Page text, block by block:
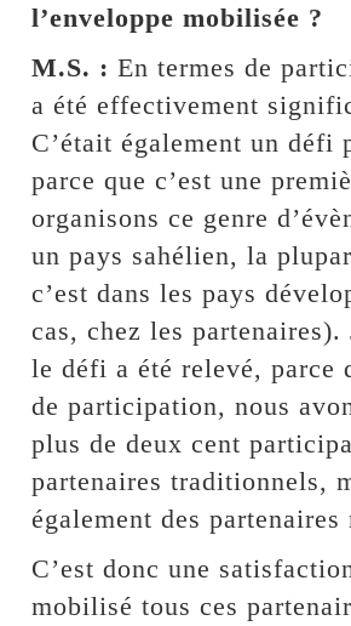
l’enveloppe mobilisée ?
M.S. : En termes de
a été effectivement
C’était également un défi
parce que c’est une
organisons ce genre
un pays sahélien, la
c’est dans les pays
cas, chez les partenaires).
le défi a été relevé, parce
de participation, nous
plus de deux cent
partenaires traditionnels,
également des partenaires
C’est donc une
mobilisé tous ces